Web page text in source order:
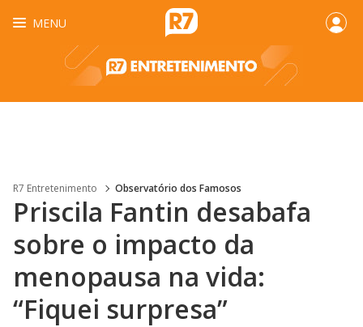
MENU
R7 Entretenimento Observatório dos Famosos
Priscila Fantin desabafa
sobre o impacto da
menopausa na vida:
“Fiquei surpresa”